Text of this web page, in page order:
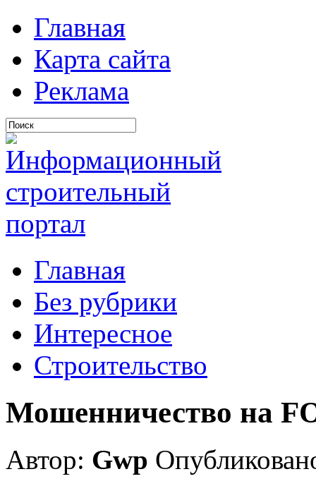
Главная
Карта сайта
Реклама
Главная
Без рубрики
Интересное
Строительство
Мошенничество на
Автор: Gwp